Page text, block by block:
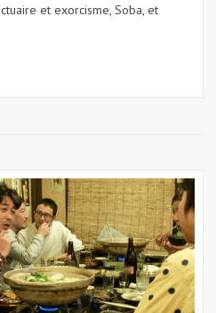
et exorcisme, Soba, et